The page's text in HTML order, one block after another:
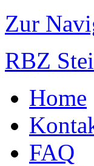
Zur
RBZ
Home
FAQ